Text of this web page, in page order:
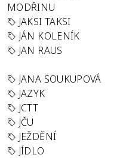
MODŘINU
JAKSI TAKSI
JÁN KOLENÍK
JAN RAUS
JANA SOUKUPOVÁ
JAZYK
JCTT
JČU
JEŽDĚNÍ
JÍDLO